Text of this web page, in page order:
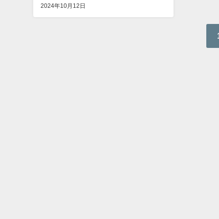
2024年10月12日
1